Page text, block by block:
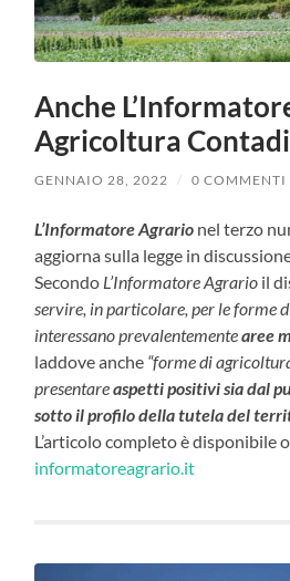
Anche
Agricoltura
GENNAIO 28, 2022 / 0 COMMENTI
L’Informatore Agrario nel terzo
aggiorna sulla legge in
Secondo L’Informatore Agrario il
servire, in particolare, per le forme
interessano prevalentementearee
laddove anche “forme di
presentareaspetti positivi sia dal
sotto il profilo della tutela del
L’articolo completo è disponibile
informatoreagrario.it